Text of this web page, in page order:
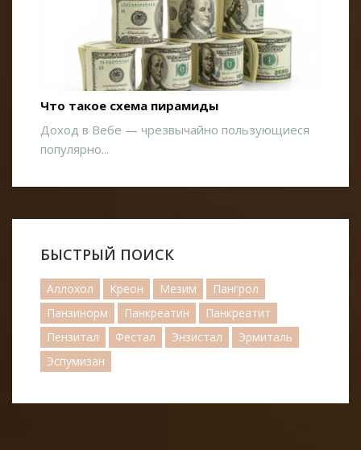
Что такое схема пирамиды
Доход в Вебе — чрезвычайно пользующиеся
популярно...
БЫСТРЫЙ ПОИСК
Аллохол Креон Мезим
Пангрол
Панзинорм
Панкреатин
Панкреатит
Пензитал
Фестал Энзистал
Эрмиталь
Эспумизан